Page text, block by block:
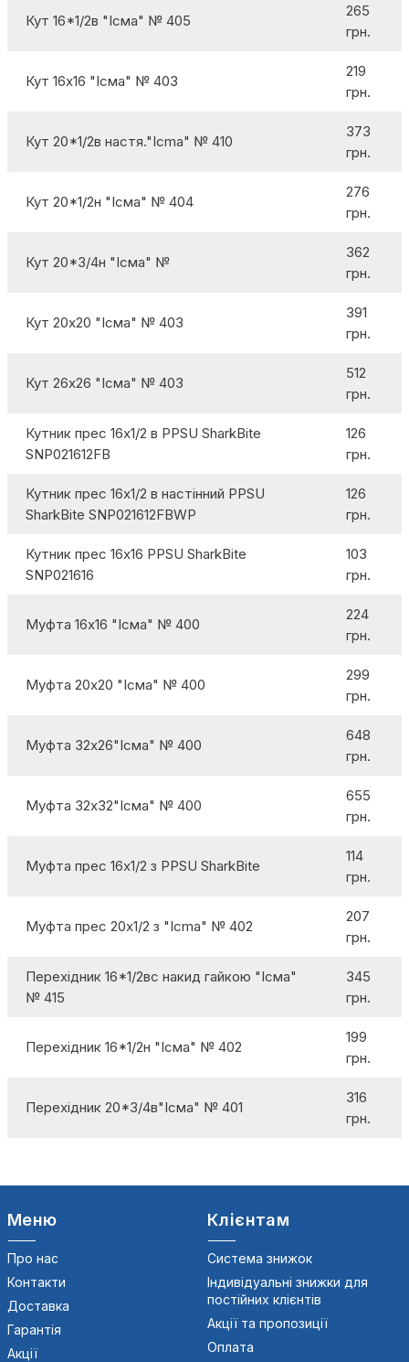
Кут 16*1/2в "Ісма" № 405
265
грн.
Кут 16х16 "Ісма" № 403
219
грн.
Кут 20*1/2в настя."Icma" № 410
373
грн.
Кут 20*1/2н "Ісма" № 404
276
грн.
Кут 20*3/4н "Ісма" №
362
грн.
Кут 20х20 "Ісма" № 403
391
грн.
Кут 26х26 "Ісма" № 403
512
грн.
Кутник прес 16х1/2 в PPSU SharkBite
SNP021612FB
126
грн.
Кутник прес 16х1/2 в настінний PPSU
SharkBite SNP021612FBWP
126
грн.
Кутник прес 16х16 PPSU SharkBite
SNP021616
103
грн.
Муфта 16х16 "Ісма" № 400
224
грн.
Муфта 20х20 "Ісма" № 400
299
грн.
Муфта 32х26"Ісма" № 400
648
грн.
Муфта 32х32"Ісма" № 400
655
грн.
Муфта прес 16х1/2 з PPSU SharkBite
114
грн.
Муфта прес 20х1/2 з "Icma" № 402
207
грн.
Перехідник 16*1/2вс накид гайкою "Ісма"
№ 415
345
грн.
Перехідник 16*1/2н "Ісма" № 402
199
грн.
Перехідник 20*3/4в"Ісма" № 401
316
грн.
Меню
Про нас
Контакти
Доставка
Гарантія
Акції
Клієнтам
Система знижок
Індивідуальні знижки для
постійних клієнтів
Акції та пропозиції
Оплата